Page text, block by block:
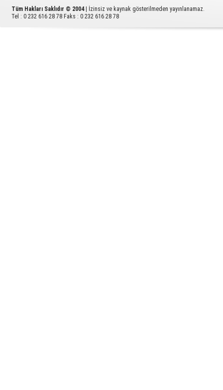
Tüm Hakları Saklıdır © 2004
| İzinsiz ve kaynak gösterilmeden yayınlanamaz.
Tel : 0 232 616 28 78 Faks : 0 232 616 28 78